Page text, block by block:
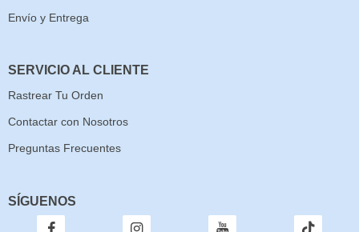
Envío y Entrega
SERVICIO AL CLIENTE
Rastrear Tu Orden
Contactar con Nosotros
Preguntas Frecuentes
SÍGUENOS